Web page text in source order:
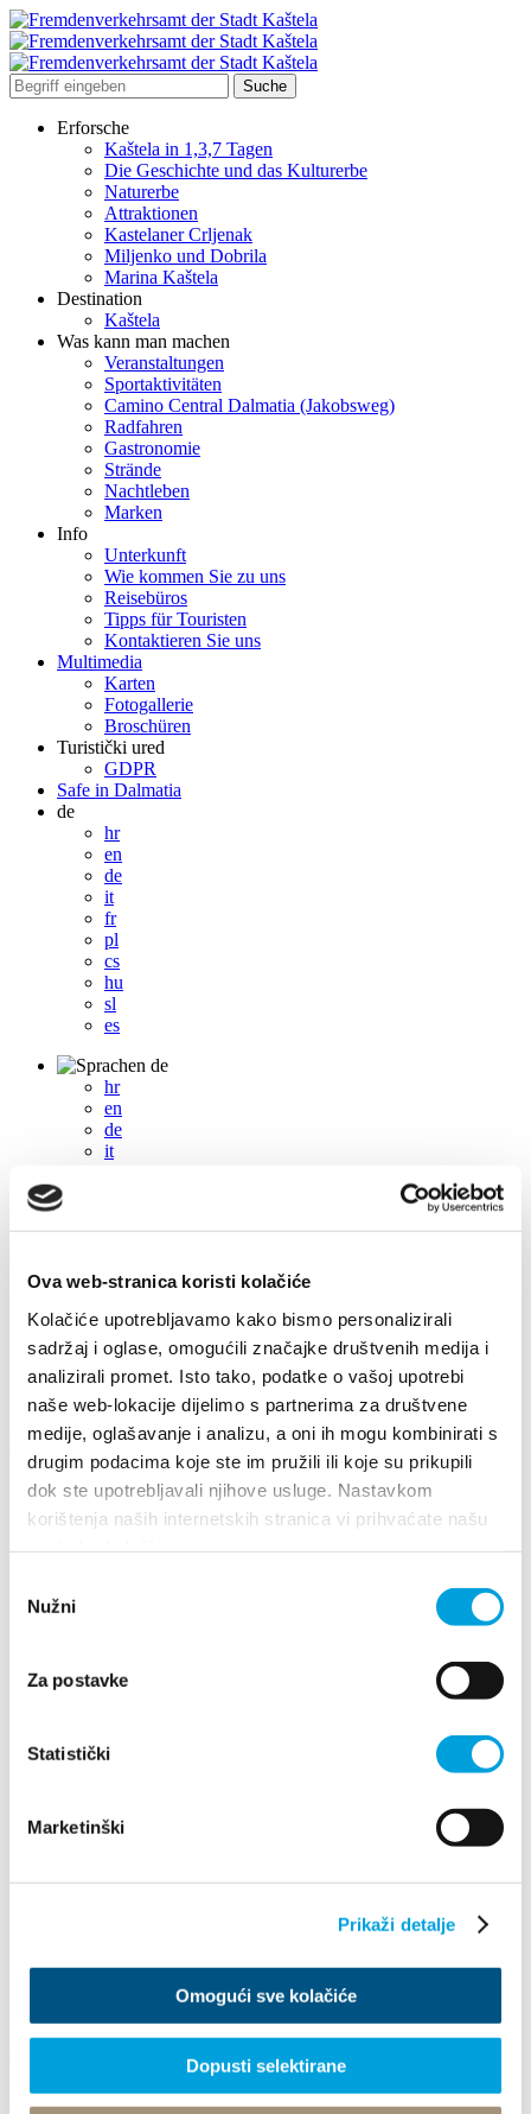
Ova web-stranica koristi kolačiće
Kolačiće upotrebljavamo kako bismo personalizirali
sadržaj i oglase, omogućili značajke društvenih medija i
analizirali promet. Isto tako, podatke o vašoj upotrebi
naše web-lokacije dijelimo s partnerima za društvene
medije, oglašavanje i analizu, a oni ih mogu kombinirati s
drugim podacima koje ste im pružili ili koje su prikupili
dok ste upotrebljavali njihove usluge. Nastavkom
korištenja naših internetskih stranica vi prihvaćate našu
pristanka
Nužni
Za postavke
Statistički
Marketinški
Prikaži detalje
Omogući sve kolačiće
Dopusti selektirane
Erforsche
Kaštela in 1,3,7 Tagen
Die Geschichte und das Kulturerbe
Naturerbe
Attraktionen
Kastelaner Crljenak
Miljenko und Dobrila
Marina Kaštela
Destination
Kaštela
Was kann man machen
Veranstaltungen
Sportaktivitäten
Camino Central Dalmatia (Jakobsweg)
Radfahren
Gastronomie
Strände
Nachtleben
Marken
Info
Unterkunft
Wie kommen Sie zu uns
Reisebüros
Tipps für Touristen
Kontaktieren Sie uns
Multimedia
Karten
Fotogallerie
Broschüren
Turistički ured
GDPR
Safe in Dalmatia
de
hr
en
de
it
fr
pl
cs
hu
sl
es
de
hr
en
de
it
hu
es
+385 21 227 933 info@kastela-info.hr
Villa Nika, Kamberovo šetalište 30, 21216 Kaštel Stari, Hrvatska
Richtungen
Veranstaltungen
2017
2020
2016
Januar
Mai
September
SALSA AND SALSA FESTIVAL 2017